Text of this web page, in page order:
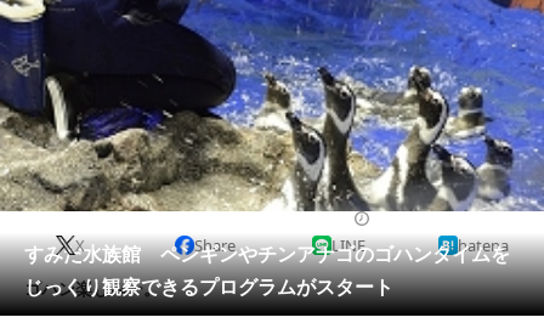
TOP ニュース
エンタメ クイズ
グルメ 地域
住まい 教育・育児
動物 リサーチ
会員記事
メディア
すみだ水族館 ペンギンやチンアナゴのゴハンタイムを
じっくり観察できるプログラムがスタート
X Share LINE hatena
ゴハン楽しみー。